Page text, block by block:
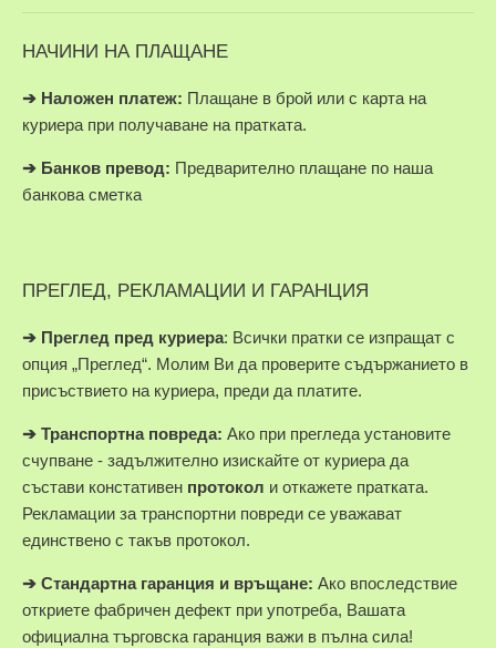
НАЧИНИ НА ПЛАЩАНЕ
➔ Наложен платеж: Плащане в брой или с карта на
куриера при получаване на пратката.
➔ Банков превод: Предварително плащане по наша
банкова сметка
ПРЕГЛЕД, РЕКЛАМАЦИИ И ГАРАНЦИЯ
➔ Преглед пред куриера: Всички пратки се изпращат с
опция „Преглед“. Молим Ви да проверите съдържанието в
присъствието на куриера, преди да платите.
➔ Транспортна повреда: Ако при прегледа установите
счупване - задължително изискайте от куриера да
състави констативен протокол и откажете пратката.
Рекламации за транспортни повреди се уважават
единствено с такъв протокол.
➔ Стандартна гаранция и връщане: Ако впоследствие
откриете фабричен дефект при употреба, Вашата
официална търговска гаранция важи в пълна сила!